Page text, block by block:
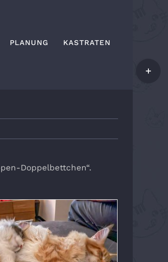
PLANUNG KASTRATEN
Doppelbettchen“.